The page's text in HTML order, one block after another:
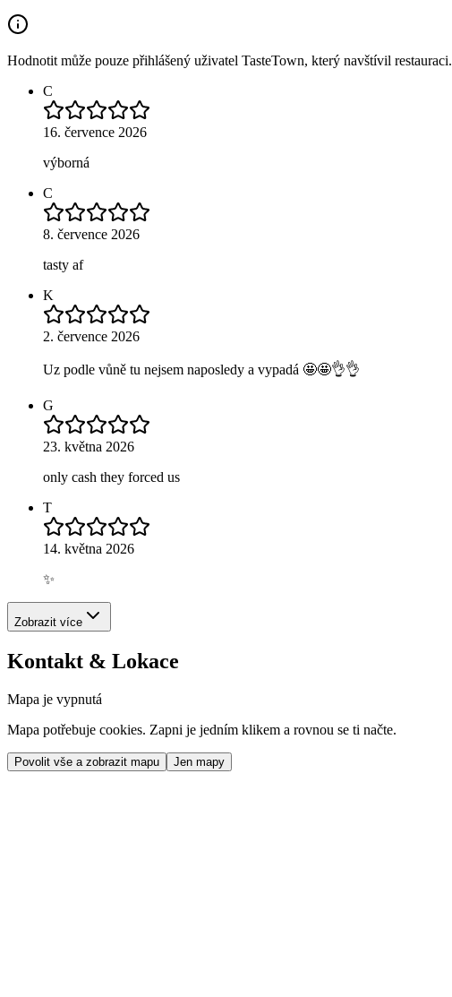
Hodnotit může pouze přihlášený uživatel TasteTown, který navštívil restauraci.
C
16. července 2026
výborná
C
8. července 2026
tasty af
K
2. července 2026
Uz podle vůně tu nejsem naposledy a vypadá 🤩🤩👌👌
G
23. května 2026
only cash they forced us
T
14. května 2026
✨
Zobrazit více
Kontakt & Lokace
Mapa je vypnutá
Mapa potřebuje cookies. Zapni je jedním klikem a rovnou se ti načte.
Povolit vše a zobrazit mapu Jen mapy